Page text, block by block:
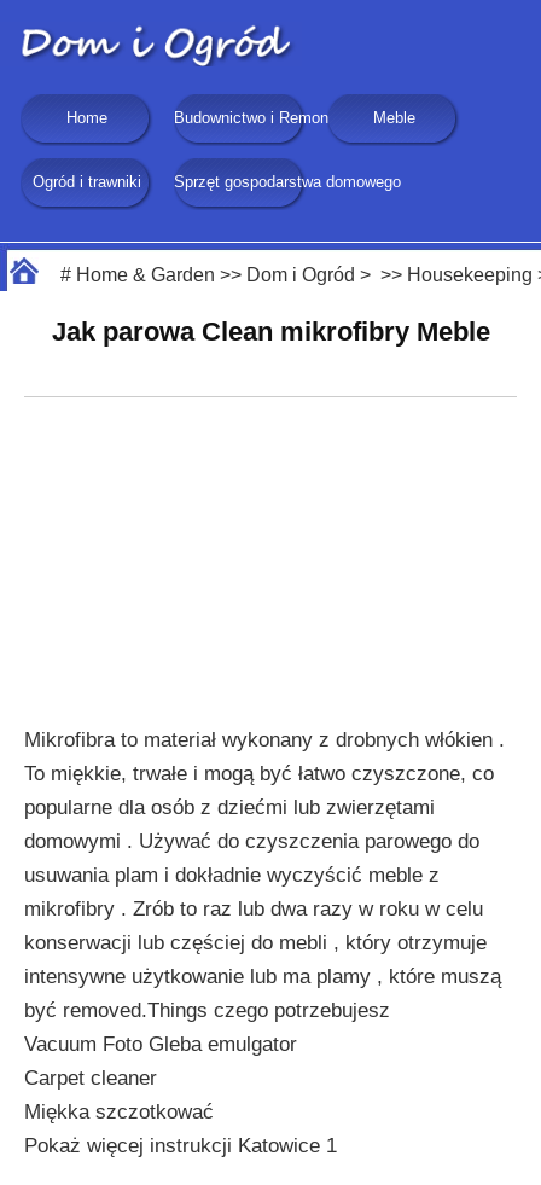
Home Budownictwo i Remonty Meble
Ogród i trawniki Sprzęt gospodarstwa domowego
# Home & Garden >> Dom i Ogród > >> Housekeeping
Jak parowa Clean mikrofibry Meble
Mikrofibra to materiał wykonany z drobnych włókien .
To miękkie, trwałe i mogą być łatwo czyszczone, co
popularne dla osób z dziećmi lub zwierzętami
domowymi . Używać do czyszczenia parowego do
usuwania plam i dokładnie wyczyścić meble z
mikrofibry . Zrób to raz lub dwa razy w roku w celu
konserwacji lub częściej do mebli , który otrzymuje
intensywne użytkowanie lub ma plamy , które muszą
być removed.Things czego potrzebujesz
Vacuum Foto Gleba emulgator
Carpet cleaner
Miękka szczotkować
Pokaż więcej instrukcji Katowice 1